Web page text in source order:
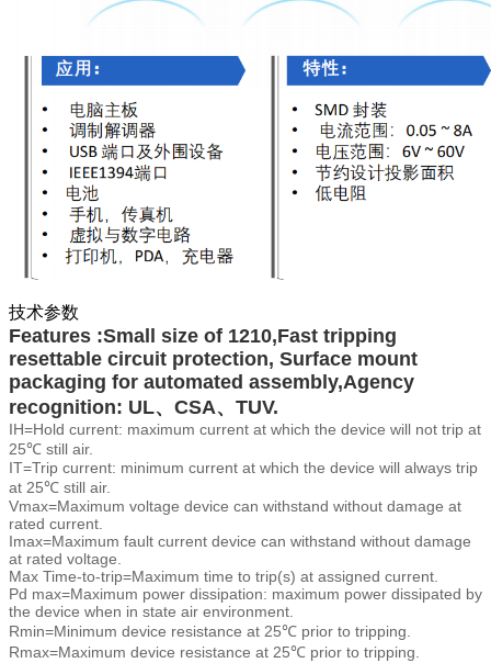
技术参数
Features :Small size of 1210,Fast tripping
resettable circuit protection, Surface mount
packaging for automated assembly,Agency
recognition: UL、CSA、TUV.
IH=Hold current: maximum current at which the device will not trip at
25℃ still air.
IT=Trip current: minimum current at which the device will always trip
at 25℃ still air.
Vmax=Maximum voltage device can withstand without damage at
rated current.
Imax=Maximum fault current device can withstand without damage
at rated voltage.
Max Time-to-trip=Maximum time to trip(s) at assigned current.
Pd max=Maximum power dissipation: maximum power dissipated by
the device when in state air environment.
Rmin=Minimum device resistance at 25℃ prior to tripping.
Rmax=Maximum device resistance at 25℃ prior to tripping.